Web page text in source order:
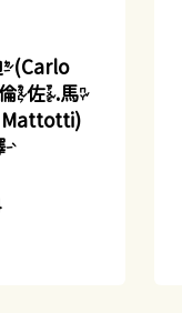
倫佐.馬